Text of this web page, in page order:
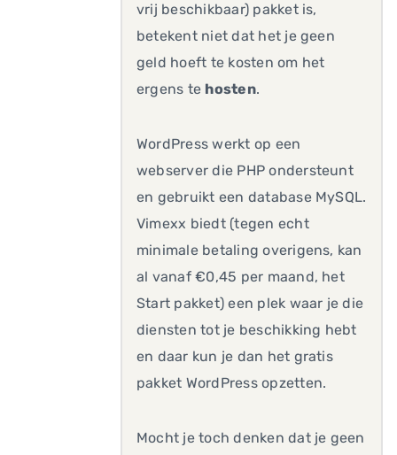
vrij beschikbaar) pakket is,
betekent niet dat het je geen
geld hoeft te kosten om het
ergens te hosten.
WordPress werkt op een
webserver die PHP ondersteunt
en gebruikt een database MySQL.
Vimexx biedt (tegen echt
minimale betaling overigens, kan
al vanaf €0,45 per maand, het
Start pakket) een plek waar je die
diensten tot je beschikking hebt
en daar kun je dan het gratis
pakket WordPress opzetten.
Mocht je toch denken dat je geen